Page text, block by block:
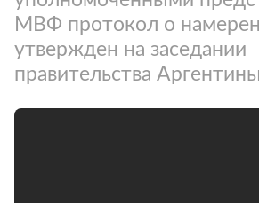
МВФ протокол о
утвержден на заседании
правительства Аргентины